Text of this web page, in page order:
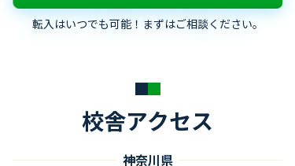
転入はいつでも可能！まずはご相談ください。
校舎アクセス
神奈川県